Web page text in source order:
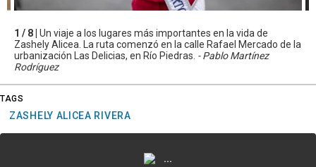
1 / 8 | Un viaje a los lugares más importantes en la vida de
Zashely Alicea. La ruta comenzó en la calle Rafael Mercado de la
urbanización Las Delicias, en Río Piedras. - Pablo Martínez
Rodríguez
TAGS
ZASHELY ALICEA RIVERA
...